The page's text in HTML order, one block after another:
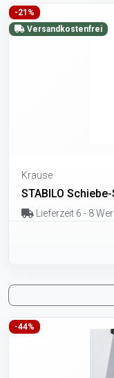
-21%
Versandkostenfrei
Krause
STABILO
Lieferzeit 6 - 8
-44%